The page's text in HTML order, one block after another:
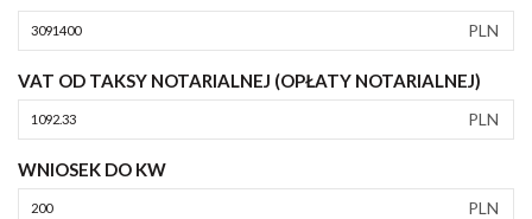
PLN
VAT OD TAKSY NOTARIALNEJ (OPŁATY NOTARIALNEJ)
PLN
WNIOSEK DO KW
PLN